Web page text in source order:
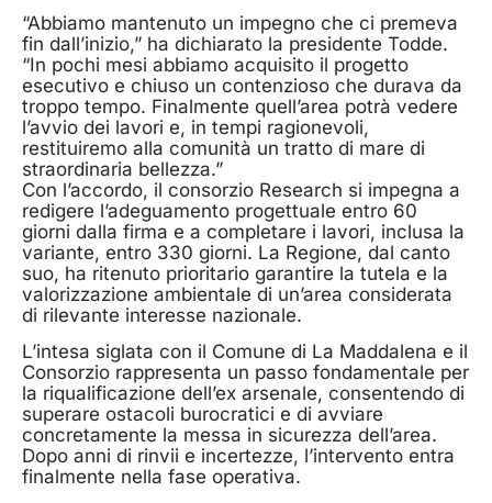
“Abbiamo mantenuto un impegno che ci premeva
fin dall’inizio,” ha dichiarato la presidente Todde.
“In pochi mesi abbiamo acquisito il progetto
esecutivo e chiuso un contenzioso che durava da
troppo tempo. Finalmente quell’area potrà vedere
l’avvio dei lavori e, in tempi ragionevoli,
restituiremo alla comunità un tratto di mare di
straordinaria bellezza.”
Con l’accordo, il consorzio Research si impegna a
redigere l’adeguamento progettuale entro 60
giorni dalla firma e a completare i lavori, inclusa la
variante, entro 330 giorni. La Regione, dal canto
suo, ha ritenuto prioritario garantire la tutela e la
valorizzazione ambientale di un’area considerata
di rilevante interesse nazionale.
L’intesa siglata con il Comune di La Maddalena e il
Consorzio rappresenta un passo fondamentale per
la riqualificazione dell’ex arsenale, consentendo di
superare ostacoli burocratici e di avviare
concretamente la messa in sicurezza dell’area.
Dopo anni di rinvii e incertezze, l’intervento entra
finalmente nella fase operativa.